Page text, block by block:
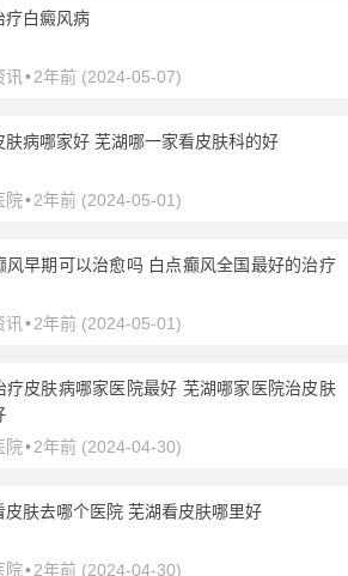
疗白癜风病
讯 •2年前 (2024-05-07)
肤病哪家好 芜湖哪一家看皮肤科的好
院•2年前 (2024-05-01)
风早期可以治愈吗 白点癫风全国最好的治疗
讯 •2年前 (2024-05-01)
疗皮肤病哪家医院最好 芜湖哪家医院治皮肤
院•2年前 (2024-04-30)
皮肤去哪个医院 芜湖看皮肤哪里好
院•2年前 (2024-04-30)